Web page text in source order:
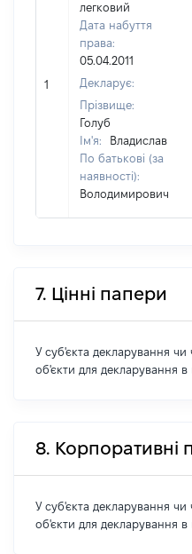
1
легковий
Дата набуття
права:
05.04.2011
Декларує:
Прізвище:
Голуб
Ім'я:
Владислав
По батькові (за
наявності):
Володимирович
7. Цінні папери
У суб'єкта декларування чи
об'єкти для декларування в
8. Корпоративні
У суб'єкта декларування чи
об'єкти для декларування в